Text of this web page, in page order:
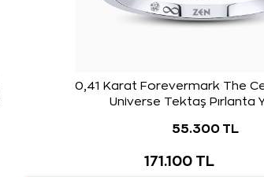
0,41 Karat Forevermark The
Universe Tektaş Pırlanta
55.300 TL
171.100 TL